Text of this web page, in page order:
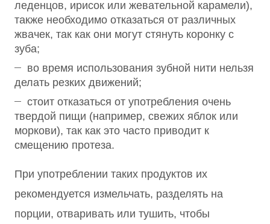
леденцов, ирисок или жевательной карамели),
также необходимо отказаться от различных
жвачек, так как они могут стянуть коронку с
зуба;
во время использования зубной нити нельзя
делать резких движений;
стоит отказаться от употребления очень
твердой пищи (например, свежих яблок или
моркови), так как это часто приводит к
смещению протеза.
При употреблении таких продуктов их
рекомендуется измельчать, разделять на
порции, отваривать или тушить, чтобы